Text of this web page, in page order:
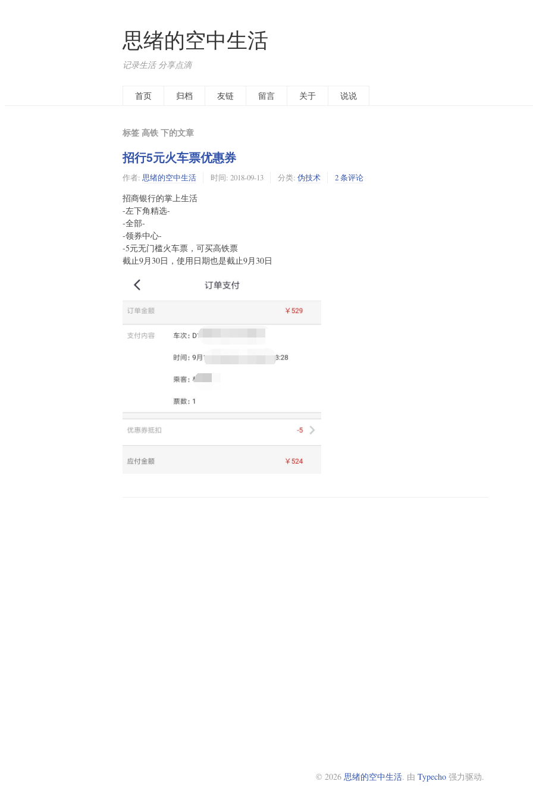
思绪的空中生活
记录生活 分享点滴
首页 归档 友链 留言 关于 说说
标签 高铁 下的文章
招行5元火车票优惠券
作者: 思绪的空中生活 时间: 2018-09-13 分类: 伪技术 2 条评论
招商银行的掌上生活
-左下角精选-
-全部-
-领券中心-
-5元无门槛火车票，可买高铁票
截止9月30日，使用日期也是截止9月30日
© 2026 思绪的空中生活. 由 Typecho强力驱动.